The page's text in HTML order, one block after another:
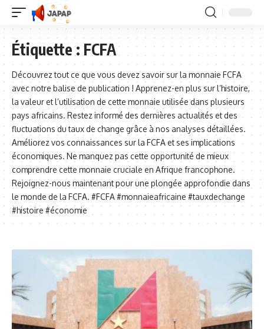
Étiquette :FCFA
Découvrez tout ce que vous devez savoir sur la monnaie FCFA
avec notre balise de publication ! Apprenez-en plus sur l’histoire,
la valeur et l’utilisation de cette monnaie utilisée dans plusieurs
pays africains. Restez informé des dernières actualités et des
fluctuations du taux de change grâce à nos analyses détaillées.
Améliorez vos connaissances sur la FCFA et ses implications
économiques. Ne manquez pas cette opportunité de mieux
comprendre cette monnaie cruciale en Afrique francophone.
Rejoignez-nous maintenant pour une plongée approfondie dans
le monde de la FCFA. #FCFA #monnaieafricaine #tauxdechange
#histoire #économie